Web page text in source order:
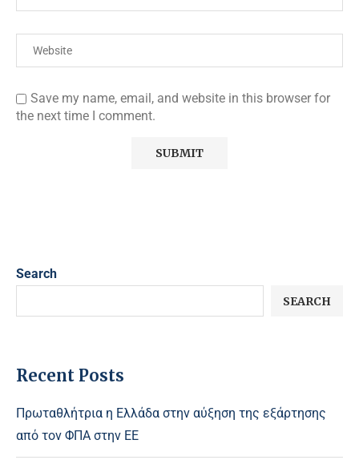
Save my name, email, and website in this browser for
the next time I comment.
Search
SEARCH
Recent Posts
Πρωταθλήτρια η Ελλάδα στην αύξηση της εξάρτησης
από τον ΦΠΑ στην ΕΕ